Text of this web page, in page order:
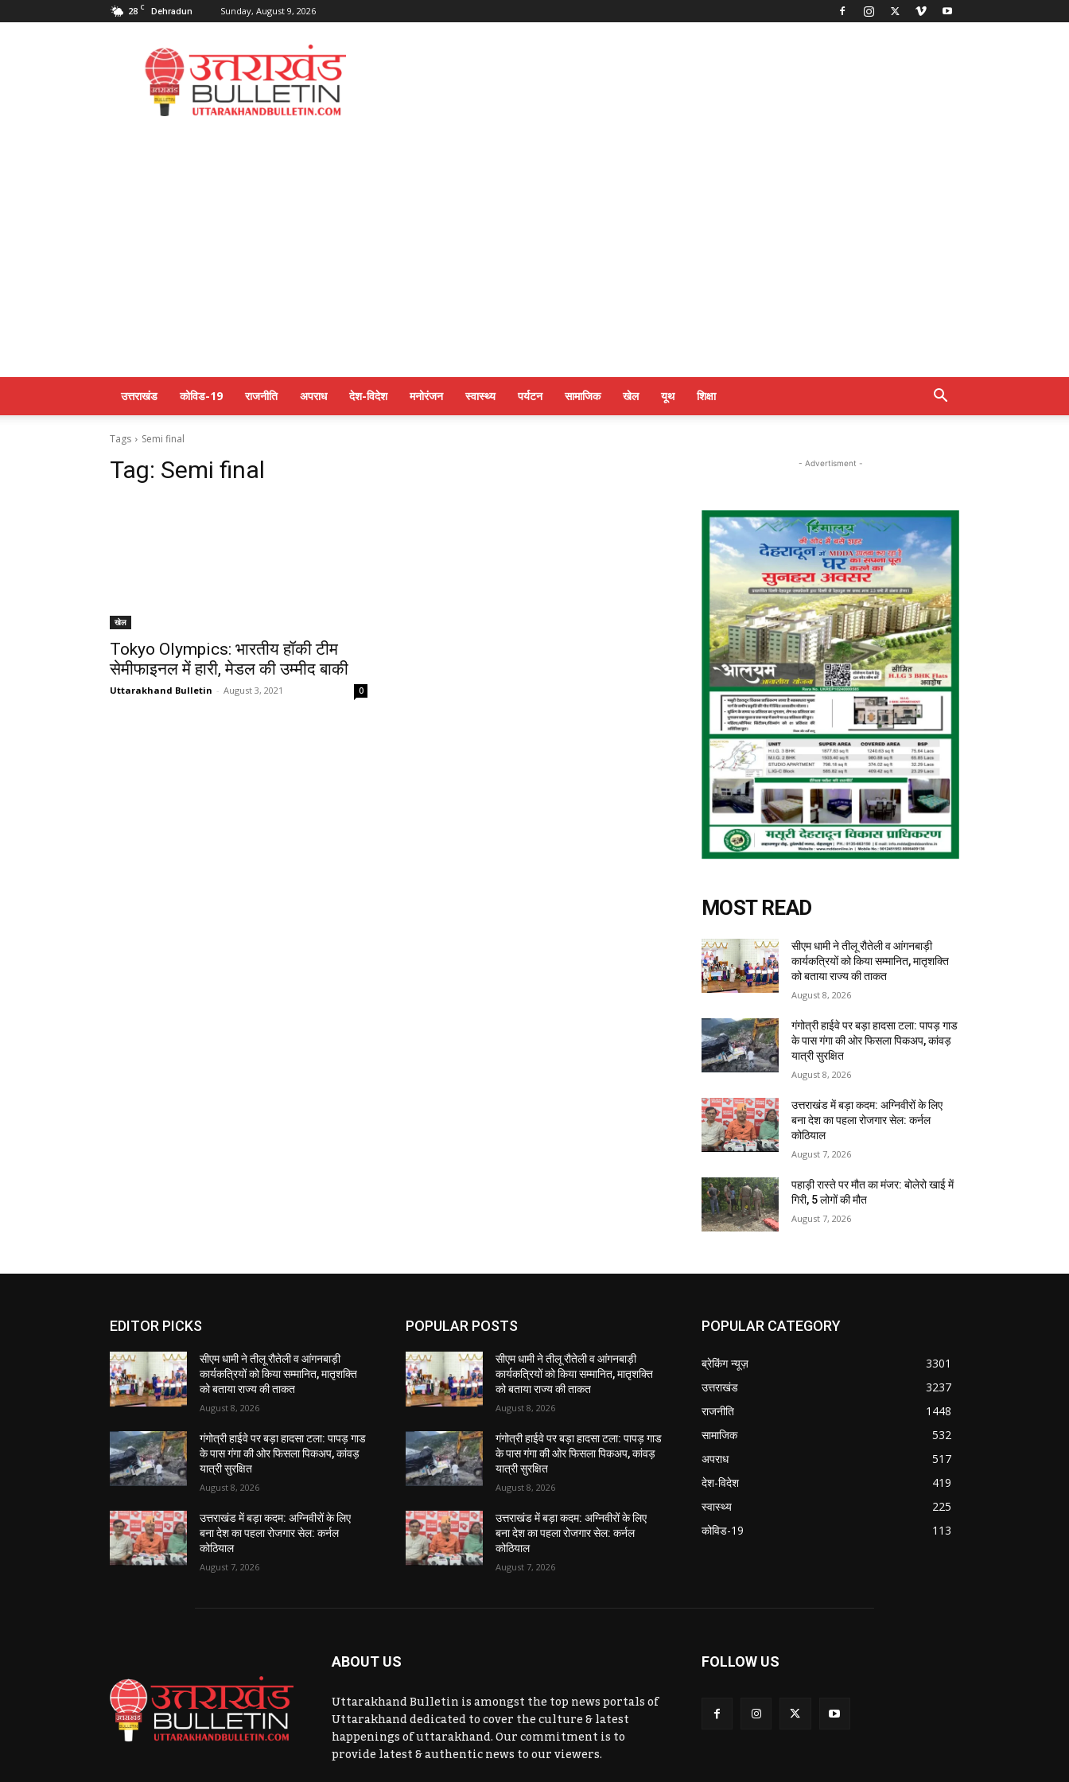
28 C Dehradun Sunday, August 9, 2026
Uttarakahnd
Bulletin
उत्तराखंड कोविड-19 राजनीति अपराध देश-विदेश मनोरंजन स्वास्थ्य पर्यटन सामाजिक खेल यूथ शिक्षा
Tags Semi final
Tag: Semi final
खेल
Tokyo Olympics: भारतीय हॉकी टीम
सेमीफाइनल में हारी, मेडल की उम्मीद बाकी
Uttarakhand Bulletin - August 3, 2021 0
- Advertisment -
MOST READ
सीएम धामी ने तीलू रौतेली व आंगनबाड़ी
कार्यकत्रियों को किया सम्मानित, मातृशक्ति
को बताया राज्य की ताकत
August 8, 2026
गंगोत्री हाईवे पर बड़ा हादसा टला: पापड़ गाड
के पास गंगा की ओर फिसला पिकअप, कांवड़
यात्री सुरक्षित
August 8, 2026
उत्तराखंड में बड़ा कदम: अग्निवीरों के लिए
बना देश का पहला रोजगार सेल: कर्नल
कोठियाल
August 7, 2026
पहाड़ी रास्ते पर मौत का मंजर: बोलेरो खाई में
गिरी, 5 लोगों की मौत
August 7, 2026
EDITOR PICKS
सीएम धामी ने तीलू रौतेली व आंगनबाड़ी
कार्यकत्रियों को किया सम्मानित, मातृशक्ति
को बताया राज्य की ताकत
August 8, 2026
गंगोत्री हाईवे पर बड़ा हादसा टला: पापड़ गाड
के पास गंगा की ओर फिसला पिकअप, कांवड़
यात्री सुरक्षित
August 8, 2026
उत्तराखंड में बड़ा कदम: अग्निवीरों के लिए
बना देश का पहला रोजगार सेल: कर्नल
कोठियाल
August 7, 2026
POPULAR POSTS
सीएम धामी ने तीलू रौतेली व आंगनबाड़ी
कार्यकत्रियों को किया सम्मानित, मातृशक्ति
को बताया राज्य की ताकत
August 8, 2026
गंगोत्री हाईवे पर बड़ा हादसा टला: पापड़ गाड
के पास गंगा की ओर फिसला पिकअप, कांवड़
यात्री सुरक्षित
August 8, 2026
उत्तराखंड में बड़ा कदम: अग्निवीरों के लिए
बना देश का पहला रोजगार सेल: कर्नल
कोठियाल
August 7, 2026
POPULAR CATEGORY
ब्रेकिंग न्यूज़
3301
उत्तराखंड
3237
राजनीति
1448
सामाजिक
532
अपराध
517
देश-विदेश
419
स्वास्थ्य
225
कोविड-19
113
ABOUT US
Uttarakhand Bulletin is amongst the top news portals of
Uttarakhand dedicated to cover the culture & latest
happenings of uttarakhand. Our commitment is to
provide latest & authentic news to our viewers.
FOLLOW US